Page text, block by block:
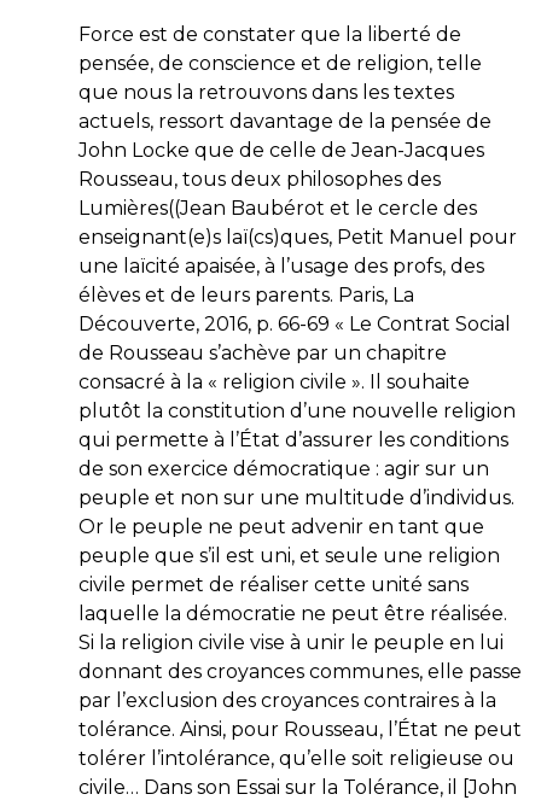
Force est de constater que la liberté de
pensée, de conscience et de religion, telle
que nous la retrouvons dans les textes
actuels, ressort davantage de la pensée de
John Locke que de celle de Jean-Jacques
Rousseau, tous deux philosophes des
Lumières((Jean Baubérot et le cercle des
enseignant(e)s laï(cs)ques, Petit Manuel pour
une laïcité apaisée, à l’usage des profs, des
élèves et de leurs parents. Paris, La
Découverte, 2016, p. 66-69 « Le Contrat Social
de Rousseau s’achève par un chapitre
consacré à la « religion civile ». Il souhaite
plutôt la constitution d’une nouvelle religion
qui permette à l’État d’assurer les conditions
de son exercice démocratique : agir sur un
peuple et non sur une multitude d’individus.
Or le peuple ne peut advenir en tant que
peuple que s’il est uni, et seule une religion
civile permet de réaliser cette unité sans
laquelle la démocratie ne peut être réalisée.
Si la religion civile vise à unir le peuple en lui
donnant des croyances communes, elle passe
par l’exclusion des croyances contraires à la
tolérance. Ainsi, pour Rousseau, l’État ne peut
tolérer l’intolérance, qu’elle soit religieuse ou
civile… Dans son Essai sur la Tolérance, il [John